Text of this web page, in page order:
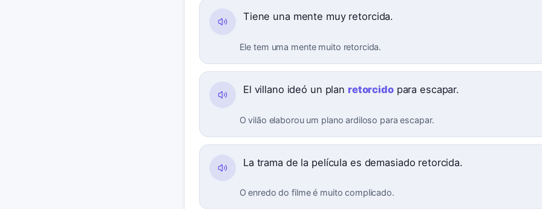
Tiene una mente muy retorcida.
Ele tem uma mente muito retorcida.
El villano ideó un plan retorcidopara escapar.
O vilão elaborou um plano ardiloso para escapar.
La trama de la película es demasiado retorcida.
O enredo do filme é muito complicado.